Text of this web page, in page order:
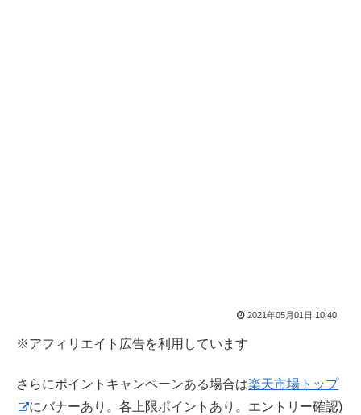
2021年05月01日 10:40
※アフィリエイト広告を利用しています
さらにポイントキャンペーンある場合は楽天市場トップ
にバナーあり。各上限ポイントあり。エントリー確認)